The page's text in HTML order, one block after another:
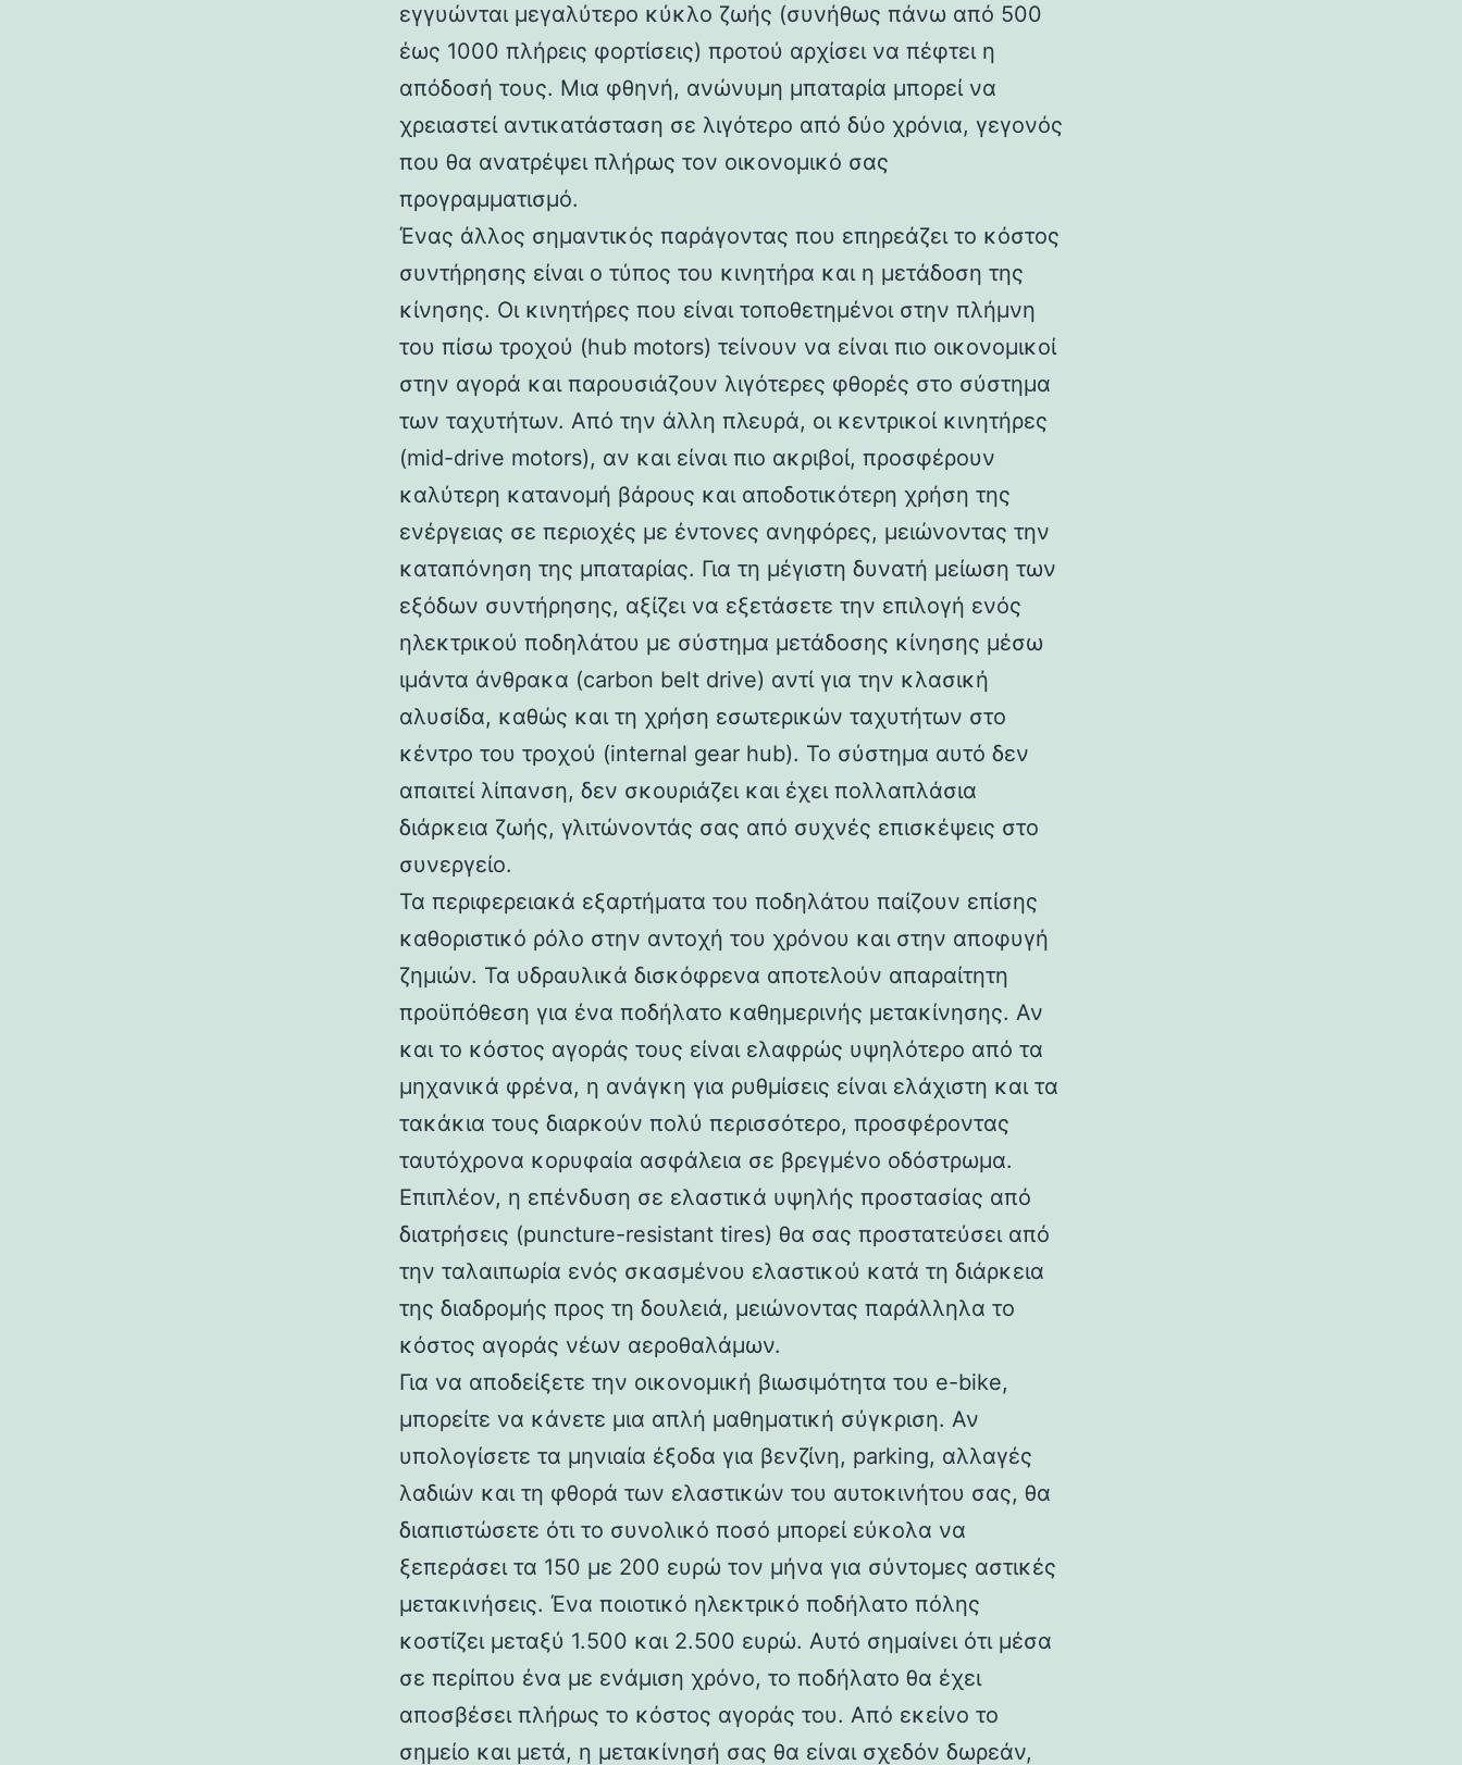
εγγυώνται μεγαλύτερο κύκλο ζωής (συνήθως πάνω από 500
έως 1000 πλήρεις φορτίσεις) προτού αρχίσει να πέφτει η
απόδοσή τους. Μια φθηνή, ανώνυμη μπαταρία μπορεί να
χρειαστεί αντικατάσταση σε λιγότερο από δύο χρόνια, γεγονός
που θα ανατρέψει πλήρως τον οικονομικό σας
προγραμματισμό.
Ένας άλλος σημαντικός παράγοντας που επηρεάζει το κόστος
συντήρησης είναι ο τύπος του κινητήρα και η μετάδοση της
κίνησης. Οι κινητήρες που είναι τοποθετημένοι στην πλήμνη
του πίσω τροχού (hub motors) τείνουν να είναι πιο οικονομικοί
στην αγορά και παρουσιάζουν λιγότερες φθορές στο σύστημα
των ταχυτήτων. Από την άλλη πλευρά, οι κεντρικοί κινητήρες
(mid-drive motors), αν και είναι πιο ακριβοί, προσφέρουν
καλύτερη κατανομή βάρους και αποδοτικότερη χρήση της
ενέργειας σε περιοχές με έντονες ανηφόρες, μειώνοντας την
καταπόνηση της μπαταρίας. Για τη μέγιστη δυνατή μείωση των
εξόδων συντήρησης, αξίζει να εξετάσετε την επιλογή ενός
ηλεκτρικού ποδηλάτου με σύστημα μετάδοσης κίνησης μέσω
ιμάντα άνθρακα (carbon belt drive) αντί για την κλασική
αλυσίδα, καθώς και τη χρήση εσωτερικών ταχυτήτων στο
κέντρο του τροχού (internal gear hub). Το σύστημα αυτό δεν
απαιτεί λίπανση, δεν σκουριάζει και έχει πολλαπλάσια
διάρκεια ζωής, γλιτώνοντάς σας από συχνές επισκέψεις στο
συνεργείο.
Τα περιφερειακά εξαρτήματα του ποδηλάτου παίζουν επίσης
καθοριστικό ρόλο στην αντοχή του χρόνου και στην αποφυγή
ζημιών. Τα υδραυλικά δισκόφρενα αποτελούν απαραίτητη
προϋπόθεση για ένα ποδήλατο καθημερινής μετακίνησης. Αν
και το κόστος αγοράς τους είναι ελαφρώς υψηλότερο από τα
μηχανικά φρένα, η ανάγκη για ρυθμίσεις είναι ελάχιστη και τα
τακάκια τους διαρκούν πολύ περισσότερο, προσφέροντας
ταυτόχρονα κορυφαία ασφάλεια σε βρεγμένο οδόστρωμα.
Επιπλέον, η επένδυση σε ελαστικά υψηλής προστασίας από
διατρήσεις (puncture-resistant tires) θα σας προστατεύσει από
την ταλαιπωρία ενός σκασμένου ελαστικού κατά τη διάρκεια
της διαδρομής προς τη δουλειά, μειώνοντας παράλληλα το
κόστος αγοράς νέων αεροθαλάμων.
Για να αποδείξετε την οικονομική βιωσιμότητα του e-bike,
μπορείτε να κάνετε μια απλή μαθηματική σύγκριση. Αν
υπολογίσετε τα μηνιαία έξοδα για βενζίνη, parking, αλλαγές
λαδιών και τη φθορά των ελαστικών του αυτοκινήτου σας, θα
διαπιστώσετε ότι το συνολικό ποσό μπορεί εύκολα να
ξεπεράσει τα 150 με 200 ευρώ τον μήνα για σύντομες αστικές
μετακινήσεις. Ένα ποιοτικό ηλεκτρικό ποδήλατο πόλης
κοστίζει μεταξύ 1.500 και 2.500 ευρώ. Αυτό σημαίνει ότι μέσα
σε περίπου ένα με ενάμιση χρόνο, το ποδήλατο θα έχει
αποσβέσει πλήρως το κόστος αγοράς του. Από εκείνο το
σημείο και μετά, η μετακίνησή σας θα είναι σχεδόν δωρεάν,